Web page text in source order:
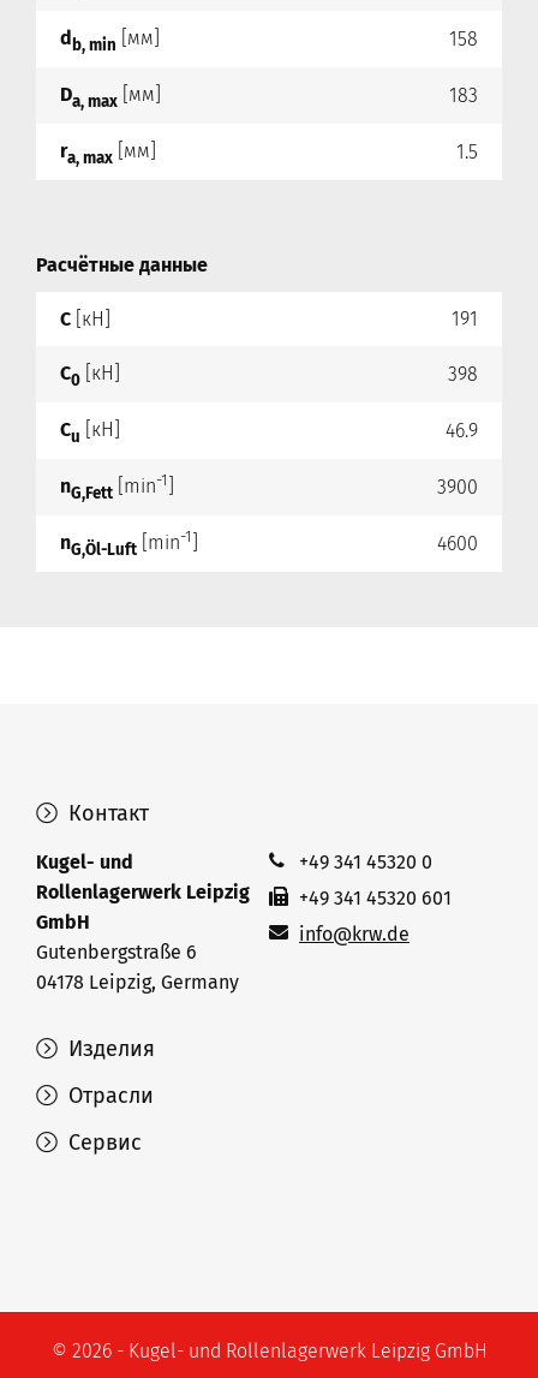
db, min [мм] 158
Da, max [мм] 183
ra, max [мм] 1.5
Расчётные данные
C [кН] 191
C0 [кН] 398
Cu [кН] 46.9
nG,Fett [min-1 3900
nG,Öl-Luft [min-1 4600
Изделия
Отрасли
Сервис
Контакт
Kugel- und
Rollenlagerwerk Leipzig
GmbH
Gutenbergstraße 6
04178 Leipzig, Germany
+49 341 45320 0
+49 341 45320 601
info@krw.de
© 2026 - Kugel- und Rollenlagerwerk Leipzig GmbH